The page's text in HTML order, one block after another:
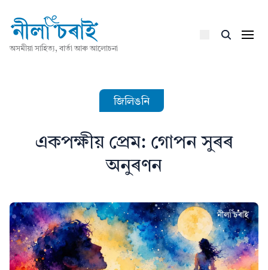
অসমীয়া সাহিত্য, বাৰ্তা আৰু আলোচনা
জিলিঙনি
একপক্ষীয় প্ৰেম: গোপন সুৰৰ
অনুৰণন